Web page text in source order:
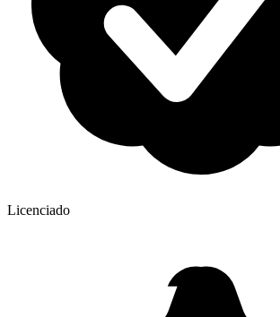
Licenciado